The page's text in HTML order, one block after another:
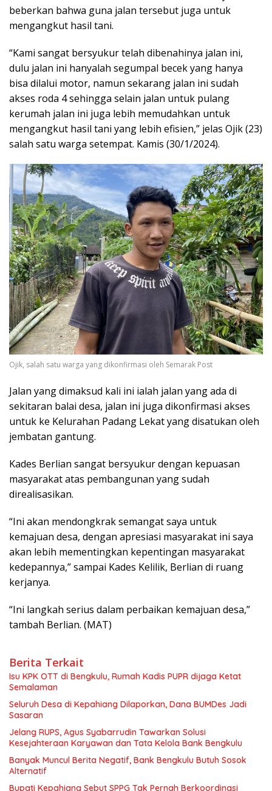
beberkan bahwa guna jalan tersebut juga untuk
mengangkut hasil tani.
“Kami sangat bersyukur telah dibenahinya jalan ini,
dulu jalan ini hanyalah segumpal becek yang hanya
bisa dilalui motor, namun sekarang jalan ini sudah
akses roda 4 sehingga selain jalan untuk pulang
kerumah jalan ini juga lebih memudahkan untuk
mengangkut hasil tani yang lebih efisien,” jelas Ojik (23)
salah satu warga setempat. Kamis (30/1/2024).
Ojik, salah satu warga yang dikonfirmasi oleh Semarak Post
Jalan yang dimaksud kali ini ialah jalan yang ada di
sekitaran balai desa, jalan ini juga dikonfirmasi akses
untuk ke Kelurahan Padang Lekat yang disatukan oleh
jembatan gantung.
Kades Berlian sangat bersyukur dengan kepuasan
masyarakat atas pembangunan yang sudah
direalisasikan.
“Ini akan mendongkrak semangat saya untuk
kemajuan desa, dengan apresiasi masyarakat ini saya
akan lebih mementingkan kepentingan masyarakat
kedepannya,” sampai Kades Kelilik, Berlian di ruang
kerjanya.
“Ini langkah serius dalam perbaikan kemajuan desa,”
tambah Berlian. (MAT)
Berita Terkait
Isu KPK OTT di Bengkulu, Rumah Kadis PUPR dijaga Ketat
Semalaman
Seluruh Desa di Kepahiang Dilaporkan, Dana BUMDes Jadi
Sasaran
Jelang RUPS, Agus Syabarrudin Tawarkan Solusi
Kesejahteraan Karyawan dan Tata Kelola Bank Bengkulu
Banyak Muncul Berita Negatif, Bank Bengkulu Butuh Sosok
Alternatif
Bupati Kepahiang Sebut SPPG Tak Pernah Berkoordinasi